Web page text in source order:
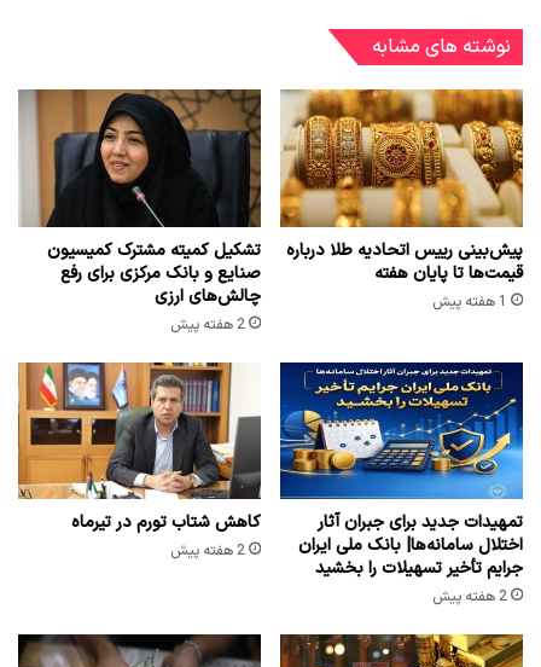
نوشته های مشابه
پیش‌بینی رییس اتحادیه طلا درباره
قیمت‌ها تا پایان هفته
1 هفته پیش
تشکیل کمیته مشترک کمیسیون
صنایع و بانک مرکزی برای رفع
چالش‌های ارزی
2 هفته پیش
تمهیدات جدید برای جبران آثار
اختلال سامانه‌ها| بانک ملی ایران
جرایم تأخیر تسهیلات را بخشید
2 هفته پیش
کاهش شتاب تورم در تیرماه
2 هفته پیش